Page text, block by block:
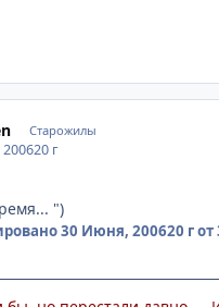
Старожилы
20 г
")
30 Июня, 200620 гот